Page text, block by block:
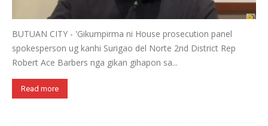
BUTUAN CITY - 'Gikumpirma ni House prosecution panel
spokesperson ug kanhi Surigao del Norte 2nd District Rep
Robert Ace Barbers nga gikan gihapon sa...
Read more